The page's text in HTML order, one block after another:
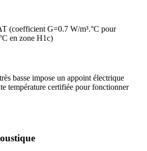
(coefficient G=0.7 W/m³.°C pour
en zone H1c)
basse impose un appoint électrique
température certifiée pour fonctionner